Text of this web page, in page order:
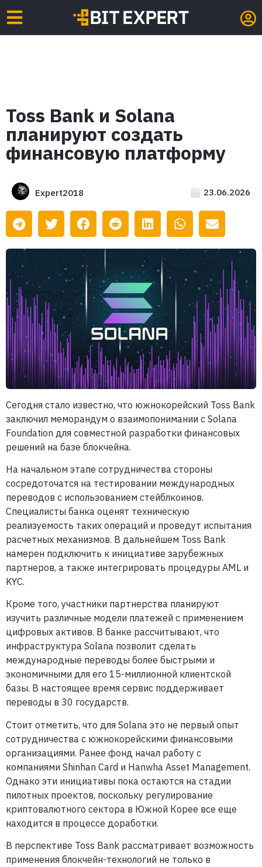
Toss Bank и Solana
планируют создать
финансовую платформу
Expert2018 23.06.2026
Сегодня стало известно, что южнокорейский Toss Bank
заключил меморандум о взаимопонимании с Solana
Foundation для совместной разработки финансовых
решений на базе блокчейна.
На начальном этапе сотрудничества стороны
сосредоточатся на тестировании международных
переводов с использованием стейблкоинов.
Специалисты банка оценят техническую
реализуемость таких операций и проведут испытания
расчетных механизмов. В дальнейшем Toss Bank
намерен подключить к инициативе зарубежных
партнеров, а также интегрировать процедуры AML и
KYC.
Кроме того, участники партнерства планируют
изучить различные модели платежей с применением
цифровых активов. В банке рассчитывают, что
инфраструктура Solana позволит сделать
международные переводы более быстрыми и
экономичными для его 15-миллионной клиентской
базы. В настоящее время сервис поддерживает
переводы в 30 государств.
Стоит отметить, что для Solana это не первый опыт
сотрудничества с южнокорейскими финансовыми
организациями. Ранее фонд начал работу с
компаниями Shinhan Card и Hanwha Asset Management.
Однако эти инициативы пока остаются на стадии
пилотных проектов, поскольку регулирование
криптовалютного сектора в Южной Корее все еще
находится в процессе доработки.
В перспективе Toss Bank рассматривает возможность
применения блокчейн-технологий не только в